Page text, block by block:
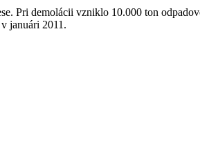
Pri demolácii vzniklo 10.000 ton
januári 2011.